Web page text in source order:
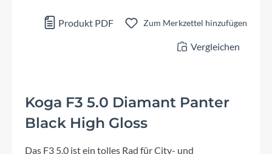
Produkt PDF Zum Merkzettel hinzufügen
Vergleichen
Koga F3 5.0 Diamant Panter
Black High Gloss
Das F3 5.0 ist ein tolles Rad für City- und